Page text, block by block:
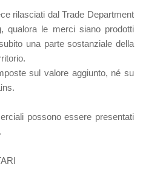
rilasciati dal Trade Department
qualora le merci siano prodotti
una parte sostanziale della
sul valore aggiunto, né su
possono essere presentati